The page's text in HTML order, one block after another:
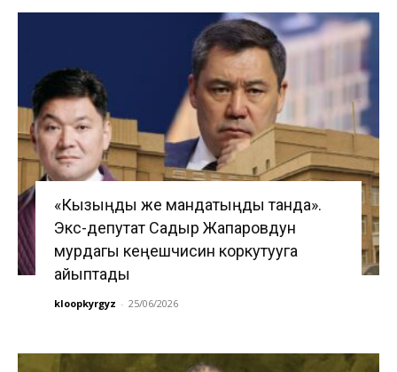
«Кызыңды же мандатыңды танда».
Экс-депутат Садыр Жапаровдун
мурдагы кеңешчисин коркутууга
айыптады
kloopkyrgyz - 25/06/2026